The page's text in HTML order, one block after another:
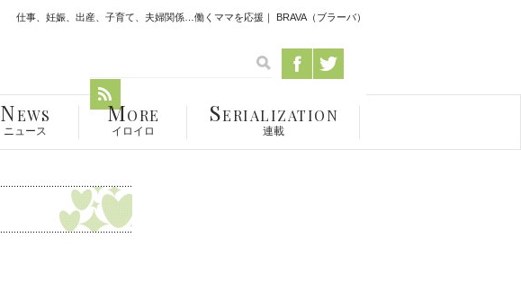
仕事、妊娠、出産、子育て、夫婦関係…働くママを応援｜ BRAVA（ブラーバ）
NEWS
ニュース
MORE
イロイロ
SERIALIZATION
連載